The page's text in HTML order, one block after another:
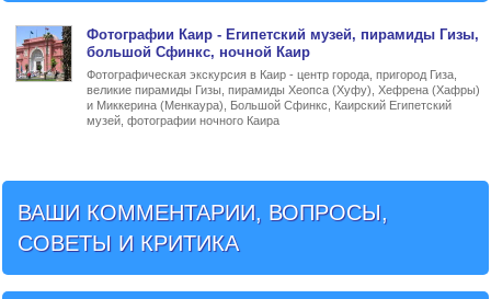
Фотографии Каир- Египетский музей, пирамиды Гизы,
большой Сфинкс, ночной Каир
Фотографическая экскурсия в Каир - центр города, пригород Гиза,
великие пирамиды Гизы, пирамиды Хеопса (Хуфу), Хефрена (Хафры)
и Миккерина (Менкаура), Большой Сфинкс, Каирский Египетский
музей, фотографии ночного Каира
ВАШИ КОММЕНТАРИИ, ВОПРОСЫ,
СОВЕТЫ И КРИТИКА